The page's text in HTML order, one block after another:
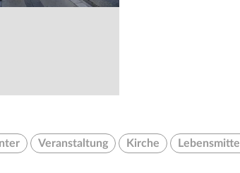
Veranstaltung Kirche Lebensmittel